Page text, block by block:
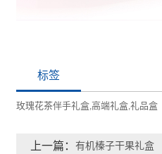
标签
玫瑰花茶伴手礼盒,高端礼盒,礼品盒
上一篇：有机榛子干果礼盒